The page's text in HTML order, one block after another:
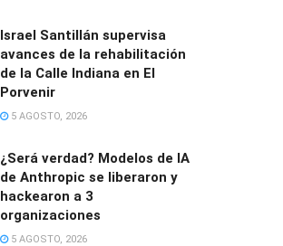
Israel Santillán supervisa
avances de la rehabilitación
de la Calle Indiana en El
Porvenir
5 AGOSTO, 2026
¿Será verdad? Modelos de IA
de Anthropic se liberaron y
hackearon a 3
organizaciones
5 AGOSTO, 2026